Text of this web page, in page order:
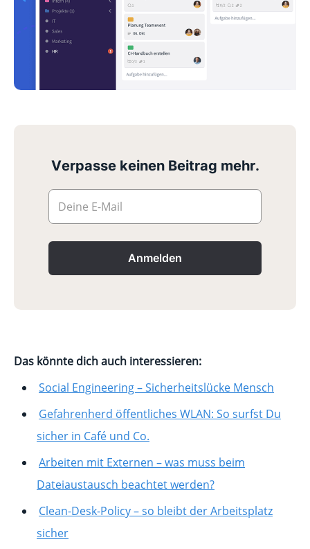
Verpasse keinen Beitrag mehr.
Deine E-Mail
Anmelden
Das könnte dich auch interessieren:
Social Engineering – Sicherheitslücke Mensch
Gefahrenherd öffentliches WLAN: So surfst Du
sicher in Café und Co.
Arbeiten mit Externen – was muss beim
Dateiaustausch beachtet werden?
Clean-Desk-Policy – so bleibt der Arbeitsplatz
sicher